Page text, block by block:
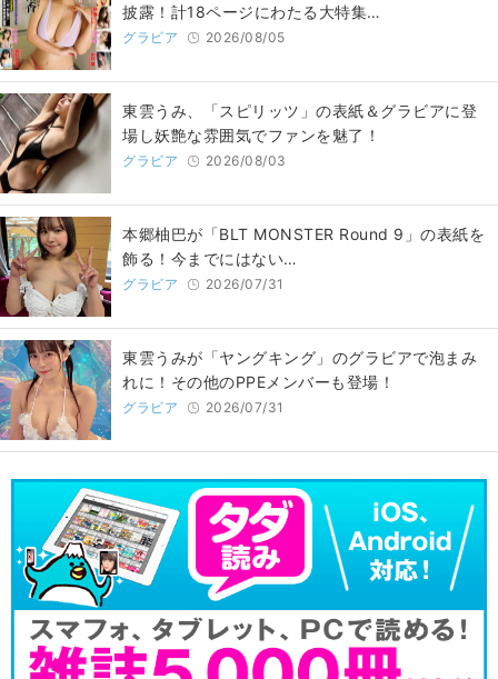
披露！計18ページにわたる大特集…
グラビア 2026/08/05
東雲うみ、「スピリッツ」の表紙＆グラビアに登
場し妖艶な雰囲気でファンを魅了！
グラビア 2026/08/03
本郷柚巴が「BLT MONSTER Round 9」の表紙を
飾る！今までにはない…
グラビア 2026/07/31
東雲うみが「ヤングキング」のグラビアで泡まみ
れに！その他のPPEメンバーも登場！
グラビア 2026/07/31